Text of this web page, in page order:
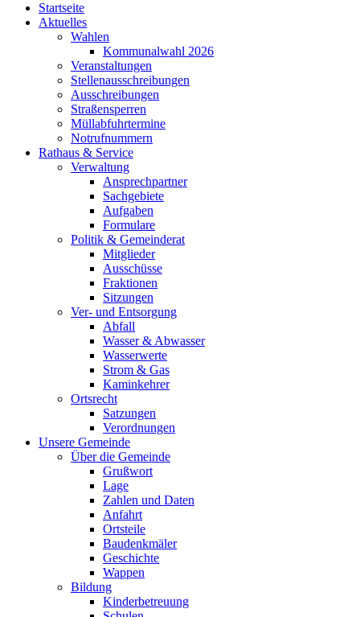
Startseite
Aktuelles
Wahlen
Kommunalwahl 2026
Veranstaltungen
Stellenausschreibungen
Ausschreibungen
Straßensperren
Müllabfuhrtermine
Notrufnummern
Rathaus & Service
Verwaltung
Ansprechpartner
Sachgebiete
Aufgaben
Formulare
Politik & Gemeinderat
Mitglieder
Ausschüsse
Fraktionen
Sitzungen
Ver- und Entsorgung
Abfall
Wasser & Abwasser
Wasserwerte
Strom & Gas
Kaminkehrer
Ortsrecht
Satzungen
Verordnungen
Unsere Gemeinde
Über die Gemeinde
Grußwort
Lage
Zahlen und Daten
Anfahrt
Ortsteile
Baudenkmäler
Geschichte
Wappen
Bildung
Kinderbetreuung